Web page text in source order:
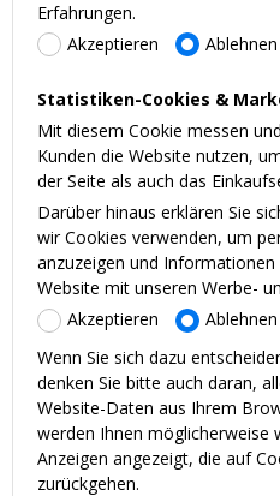
Erfahrungen.
Akzeptieren
Ablehnen
Statistiken-Cookies &
Mit diesem Cookie messen
Kunden die Website nutzen,
der Seite als auch das
Darüber hinaus erklären Sie
wir Cookies verwenden, um
anzuzeigen und
Website mit unseren Werbe-
Akzeptieren
Ablehnen
Wenn Sie sich dazu
denken Sie bitte auch daran,
Website-Daten aus Ihrem
werden Ihnen möglicherweise
Anzeigen angezeigt, die auf
zurückgehen.